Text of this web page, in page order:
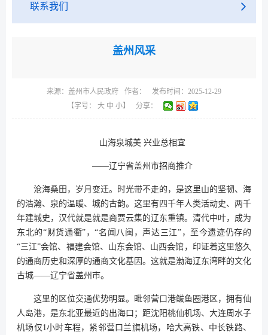
联系我们
盖州风采
来源： 盖州市人民政府 作者：
发布时间：2025-12-29
【字号： 大 中 小】 分享：
山海泉城美 兴业总相宜
——辽宁省盖州市招商推介
沧海桑田，岁月变迁。时光带不走的，是这里山的坚韧、海
的浩瀚、泉的温暖、城的古韵。这里有四千年人类活动史、两千
年建城史，汉代就是就是商贾云集的辽东重镇。清代中叶，成为
东北的“财货通衢”，“名闻八闽，声达三江”，至今遗迹仍存的
“三江”会馆、福建会馆、山东会馆、山西会馆，印证着这里悠久
的通商历史和深厚的通商文化基因。这就是渤海辽东湾畔的文化
古城——辽宁省盖州市。
这里的区位交通优势明显。毗邻营口港鲅鱼圈港区，拥有仙
人岛港，是东北亚最近的出海口；距沈阳桃仙机场、大连周水子
机场仅1小时车程，紧邻营口兰旗机场，哈大高铁、中长铁路、